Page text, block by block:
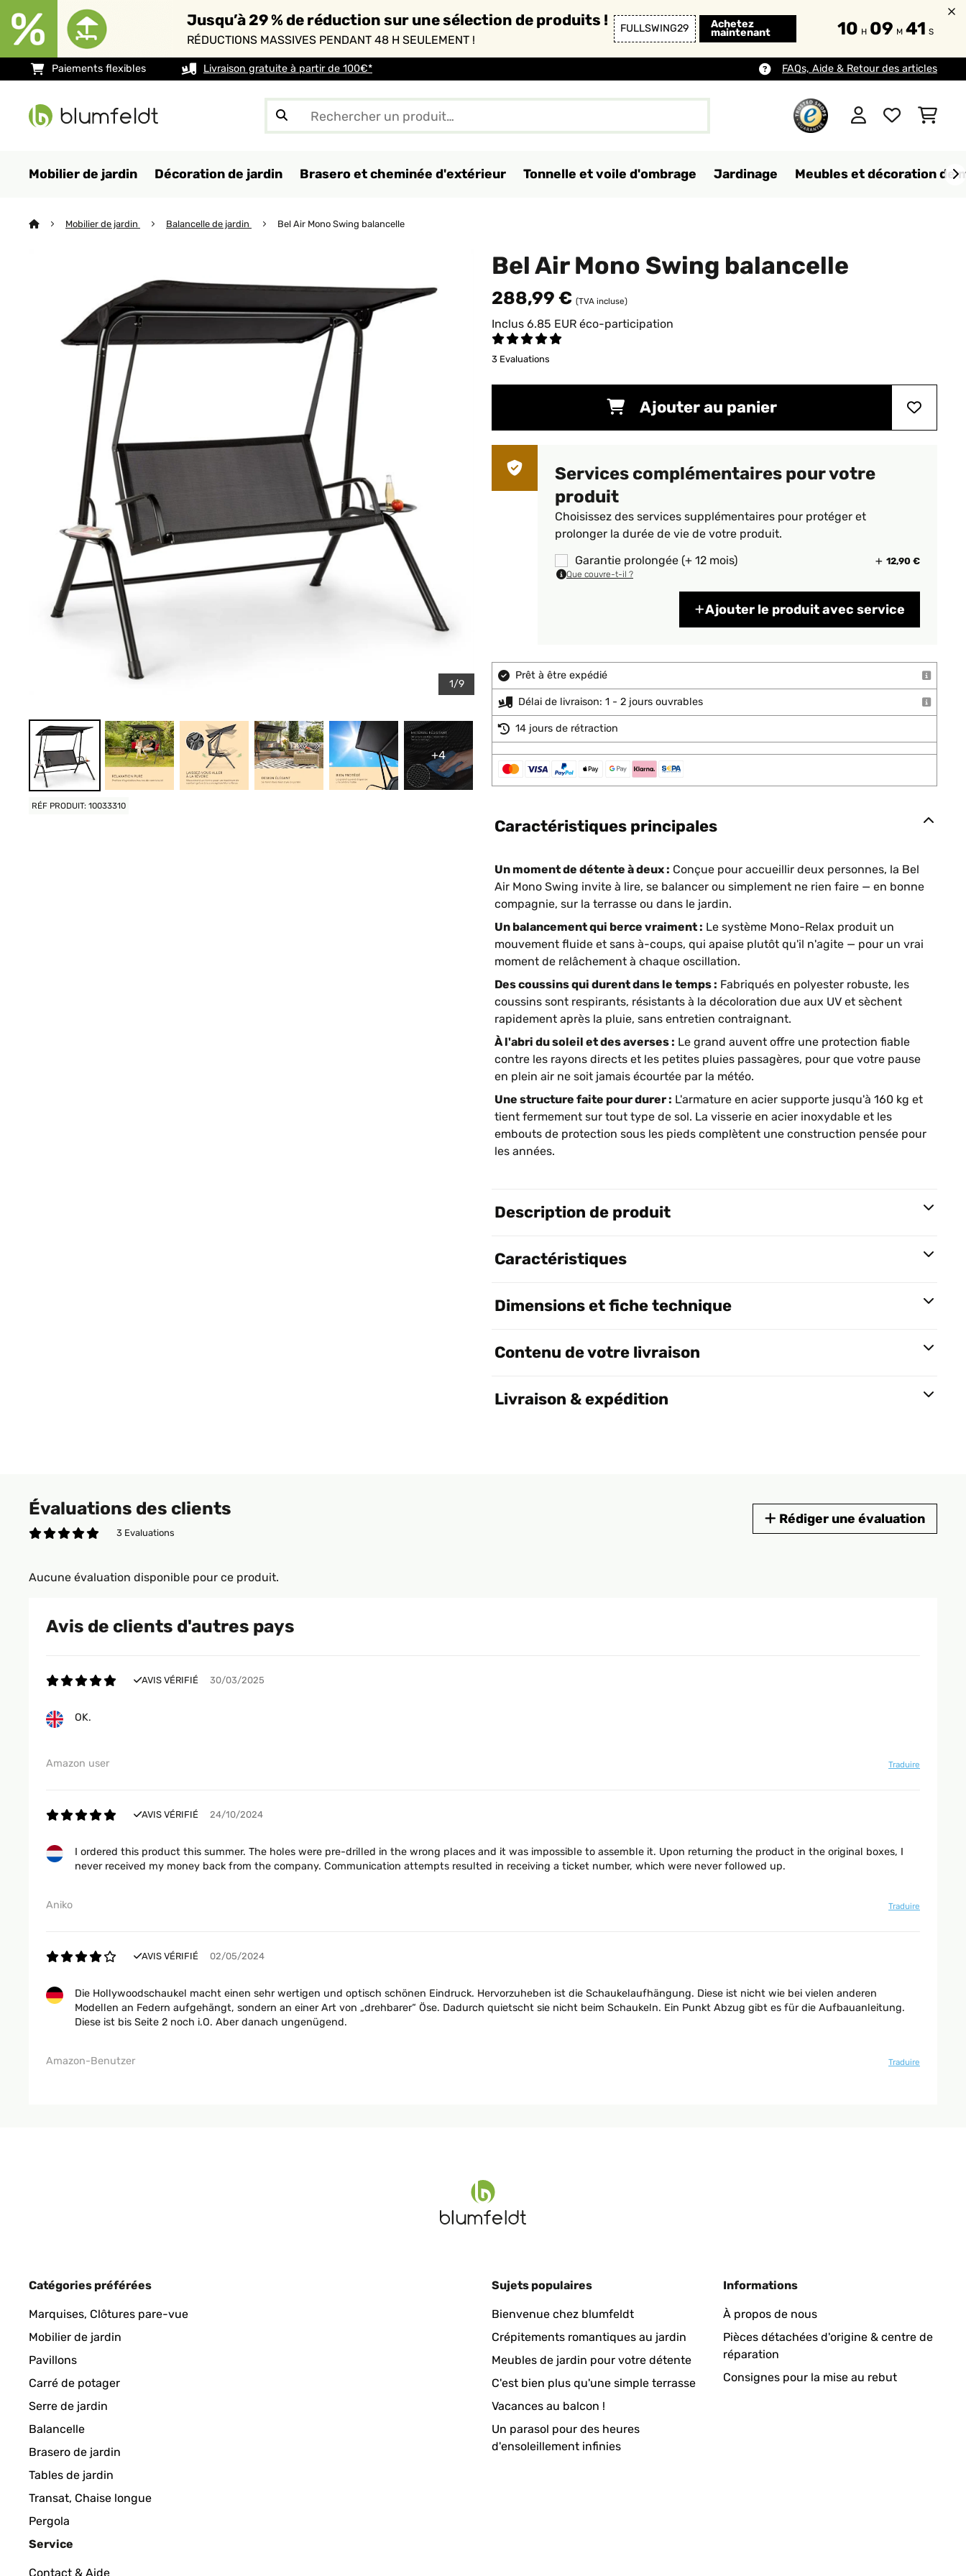
Jusqu’à 29 % de réduction sur une sélection de produits !
RÉDUCTIONS MASSIVES PENDANT 48 H SEULEMENT !
FULLSWING29 Achetez
maintenant 10 H 09 M 40 S
Paiements flexibles Livraison gratuite à partir de 100€* FAQs, Aide & Retour des articles
Mobilier de jardin Décoration de jardin Brasero et cheminée d'extérieur Tonnelle et voile d'ombrage Jardinage Meubles et décoration de
Mobilier de jardin Balancelle de jardin Bel Air Mono Swing balancelle
1/9
+4
RÉF PRODUIT: 10033310
Bel Air Mono Swing balancelle
288,99 € (TVA incluse)
Inclus 6.85 EUR éco-participation
3 Evaluations
Ajouter au panier
Services complémentaires pour votre
produit
Choisissez des services supplémentaires pour protéger et
prolonger la durée de vie de votre produit.
Garantie prolongée (+ 12 mois)
12,90 €
Que couvre-t-il ?
Ajouter le produit avec service
Prêt à être expédié
Délai de livraison: 1 - 2 jours ouvrables
14 jours de rétraction
Caractéristiques principales
Un moment de détente à deux : Conçue pour accueillir deux personnes, la Bel
Air Mono Swing invite à lire, se balancer ou simplement ne rien faire — en bonne
compagnie, sur la terrasse ou dans le jardin.
Un balancement qui berce vraiment : Le système Mono-Relax produit un
mouvement fluide et sans à-coups, qui apaise plutôt qu'il n'agite — pour un vrai
moment de relâchement à chaque oscillation.
Des coussins qui durent dans le temps : Fabriqués en polyester robuste, les
coussins sont respirants, résistants à la décoloration due aux UV et sèchent
rapidement après la pluie, sans entretien contraignant.
À l'abri du soleil et des averses : Le grand auvent offre une protection fiable
contre les rayons directs et les petites pluies passagères, pour que votre pause
en plein air ne soit jamais écourtée par la météo.
Une structure faite pour durer : L'armature en acier supporte jusqu'à 160 kg et
tient fermement sur tout type de sol. La visserie en acier inoxydable et les
embouts de protection sous les pieds complètent une construction pensée pour
les années.
Description de produit
Caractéristiques
Dimensions et fiche technique
Contenu de votre livraison
Livraison & expédition
Évaluations des clients
3 Evaluations
Rédiger une évaluation
Aucune évaluation disponible pour ce produit.
Avis de clients d'autres pays
AVIS VÉRIFIÉ 30/03/2025
OK.
Amazon user Traduire
AVIS VÉRIFIÉ 24/10/2024
I ordered this product this summer. The holes were pre-drilled in the wrong places and it was impossible to assemble it. Upon returning the product in the original boxes, I
never received my money back from the company. Communication attempts resulted in receiving a ticket number, which were never followed up.
Aniko Traduire
AVIS VÉRIFIÉ 02/05/2024
Die Hollywoodschaukel macht einen sehr wertigen und optisch schönen Eindruck. Hervorzuheben ist die Schaukelaufhängung. Diese ist nicht wie bei vielen anderen
Modellen an Federn aufgehängt, sondern an einer Art von „drehbarer“ Öse. Dadurch quietscht sie nicht beim Schaukeln. Ein Punkt Abzug gibt es für die Aufbauanleitung.
Diese ist bis Seite 2 noch i.O. Aber danach ungenügend.
Amazon-Benutzer Traduire
Catégories préférées
Marquises, Clôtures pare-vue
Mobilier de jardin
Pavillons
Carré de potager
Serre de jardin
Balancelle
Brasero de jardin
Tables de jardin
Transat, Chaise longue
Pergola
Sujets populaires
Bienvenue chez blumfeldt
Crépitements romantiques au jardin
Meubles de jardin pour votre détente
C'est bien plus qu'une simple terrasse
Vacances au balcon !
Un parasol pour des heures
d'ensoleillement infinies
Informations
À propos de nous
Pièces détachées d'origine & centre de
réparation
Consignes pour la mise au rebut
Service
Contact & Aide